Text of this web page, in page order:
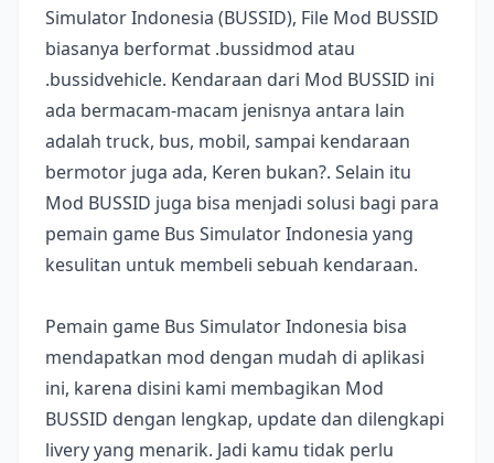
Simulator Indonesia (BUSSID), File Mod BUSSID
biasanya berformat .bussidmod atau
.bussidvehicle. Kendaraan dari Mod BUSSID ini
ada bermacam-macam jenisnya antara lain
adalah truck, bus, mobil, sampai kendaraan
bermotor juga ada, Keren bukan?. Selain itu
Mod BUSSID juga bisa menjadi solusi bagi para
pemain game Bus Simulator Indonesia yang
kesulitan untuk membeli sebuah kendaraan.
Pemain game Bus Simulator Indonesia bisa
mendapatkan mod dengan mudah di aplikasi
ini, karena disini kami membagikan Mod
BUSSID dengan lengkap, update dan dilengkapi
livery yang menarik. Jadi kamu tidak perlu